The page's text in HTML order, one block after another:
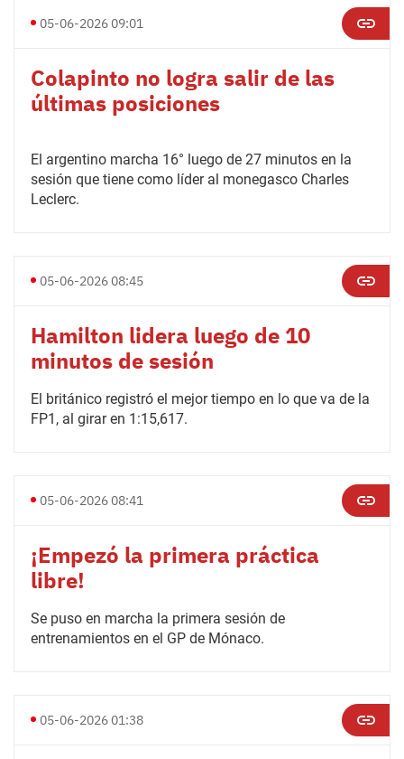
05-06-2026 09:01
Colapinto no logra salir de las
últimas posiciones
El argentino marcha 16° luego de 27 minutos en la
sesión que tiene como líder al monegasco Charles
Leclerc.
05-06-2026 08:45
Hamilton lidera luego de 10
minutos de sesión
El británico registró el mejor tiempo en lo que va de la
FP1, al girar en 1:15,617.
05-06-2026 08:41
¡Empezó la primera práctica
libre!
Se puso en marcha la primera sesión de
entrenamientos en el GP de Mónaco.
05-06-2026 01:38